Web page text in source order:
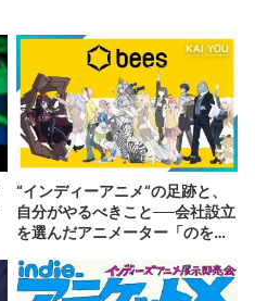
“インディーアニメ“の足跡と、
自分がやるべきこと──会社設立
を選んだアニメーター「のを